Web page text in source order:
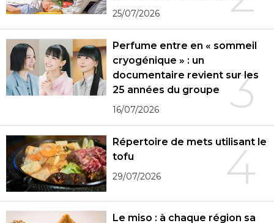
25/07/2026
3
Perfume entre en « sommeil
cryogénique » : un
documentaire revient sur les
25 années du groupe
16/07/2026
4
Répertoire de mets utilisant le
tofu
29/07/2026
Le miso : à chaque région sa